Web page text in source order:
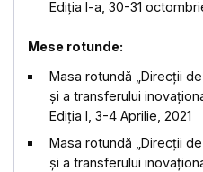
Ediția I-a, 30-31
Mese rotunde:
Masa rotundă „Direcții
și a transferului
Ediția I, 3-4 Aprilie, 2021
Masa rotundă „Direcții
și a transferului